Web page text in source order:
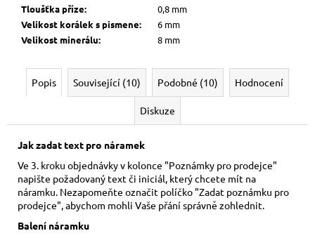
Tloušťka příze:
0,8 mm
Velikost korálek s pismene:
6 mm
Velikost minerálu: 8 mm
Popis Související (10) Podobné (10) Hodnocení
Diskuze
Jak zadat text pro náramek
Ve 3. kroku objednávky v kolonce "Poznámky pro prodejce"
napište požadovaný text či iniciál, který chcete mít na
náramku. Nezapomeňte označit políčko "Zadat poznámku pro
prodejce", abychom mohli Vaše přání správně zohlednit.
Balení náramku